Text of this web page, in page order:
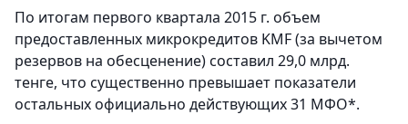
По итогам первого квартала 2015 г. объем
предоставленных микрокредитов KMF (за вычетом
резервов на обесценение) составил 29,0 млрд.
тенге, что существенно превышает показатели
остальных официально действующих 31 МФО*.